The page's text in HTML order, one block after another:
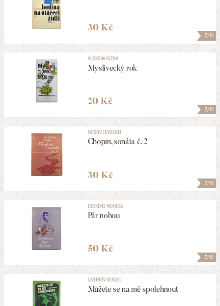
7/10
30 Kč
7/10
VLČKOVÁ ALENA
Myslivecký rok
20 Kč
7/10
NOSOV JEVGENIJ
Chopin, sonáta č. 2
30 Kč
7/10
DICKENS MONICA
Pár nohou
50 Kč
USTINOV SERGEJ
Můžete se na mě spolehnout